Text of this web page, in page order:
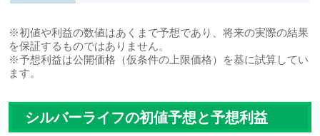
※初値や利益の数値はあくまで予想であり、将来の実際の結果
を保証するものではありません。
※予想利益は公開価格（仮条件の上限価格）を基に試算してい
ます。
シルバーライフの初値予想と予想利益